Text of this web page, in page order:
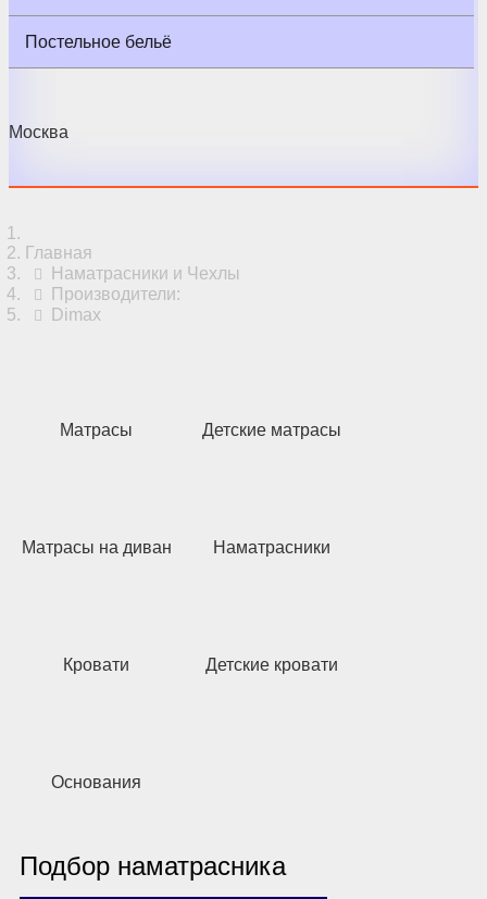
Постельное бельё
Москва
Главная
Наматрасники и Чехлы
Производители:
Dimax
Матрасы Детские матрасы
Матрасы на диван Наматрасники
Кровати Детские кровати
Основания
Подбор наматрасника